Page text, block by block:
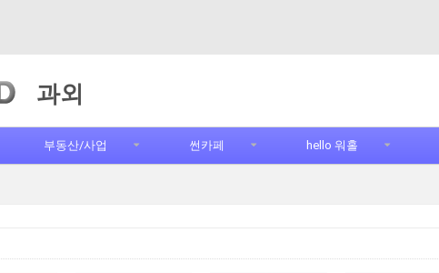
과외
부동산/사업 썬카페 hello 워홀